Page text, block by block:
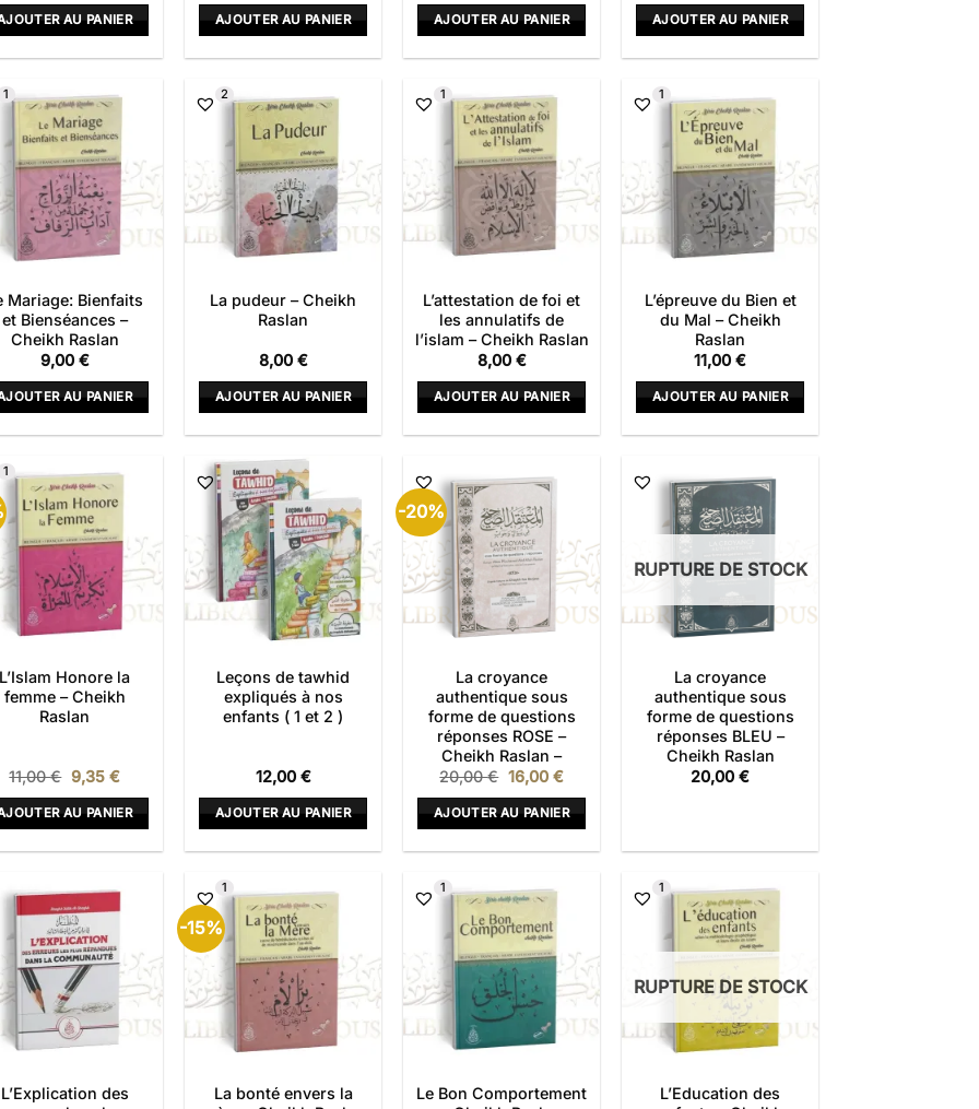
initial
était :
actuel
est :
AU PANIER AJOUTER AU PANIER
initial
était :
actuel
est :
AJOUTER AU PANIER AJOUTER AU PANIER
1
Mariage: Bienfaits
et Bienséances –
Cheikh Raslan
9,00 €
AU PANIER
2
La pudeur – Cheikh
Raslan
8,00 €
AJOUTER AU PANIER
1
L’attestation de foi et
les annulatifs de
l’islam – Cheikh Raslan
8,00 €
AJOUTER AU PANIER
1
L’épreuve du Bien et
du Mal – Cheikh
Raslan
11,00 €
AJOUTER AU PANIER
1
L’Islam Honore la
femme – Cheikh
Raslan
11,00€ Le
prix
initial
était :
9,35 €Le
actuel
est :
AU PANIER
Leçons de tawhid
expliqués à nos
enfants ( 1 et 2 )
12,00 €
AJOUTER AU PANIER
-20%
La croyance
authentique sous
forme de questions
réponses ROSE –
Cheikh Raslan –
20,00€ Le
prix
initial
était :
16,00 €Le
actuel
est :
AJOUTER AU PANIER
RUPTURE DE STOCK
La croyance
authentique sous
forme de questions
réponses BLEU –
Cheikh Raslan
20,00 €
L’Explication des
1
-15%
La bonté envers la
1
Le Bon Comportement
1
RUPTURE DE STOCK
L’Education des